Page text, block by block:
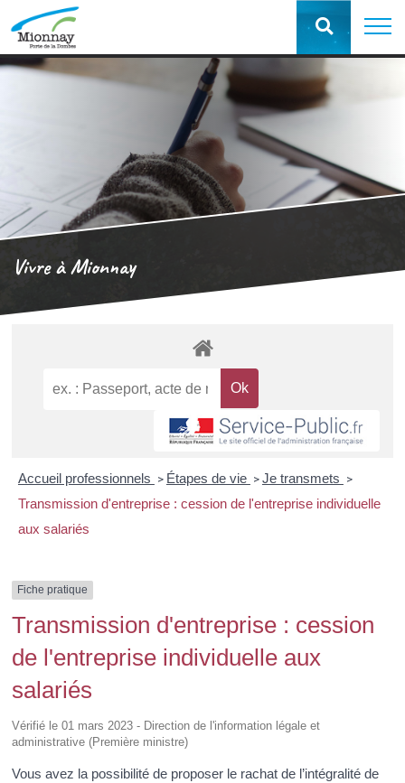
Vivre à Mionnay
Accueil professionnels > Étapes de vie > Je transmets >
Transmission d'entreprise : cession de l'entreprise individuelle
aux salariés
Fiche pratique
Transmission d'entreprise : cession
de l'entreprise individuelle aux
salariés
Vérifié le 01 mars 2023 - Direction de l'information légale et
administrative (Première ministre)
Vous avez la possibilité de proposer le rachat de l’intégralité de